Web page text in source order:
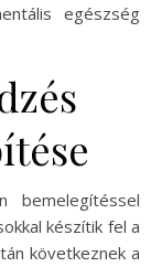
egészség
bemelegítéssel
készítik fel a
következnek a